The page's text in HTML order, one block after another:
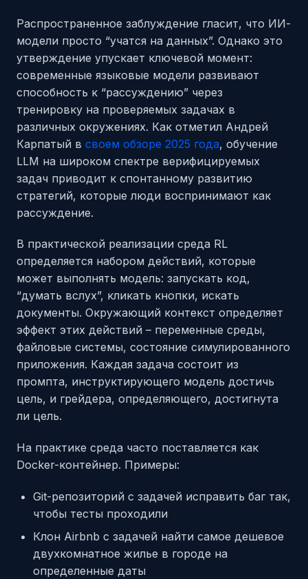
Распространенное заблуждение гласит, что ИИ-
модели просто “учатся на данных”. Однако это
утверждение упускает ключевой момент:
современные языковые модели развивают
способность к “рассуждению” через
тренировку на проверяемых задачах в
различных окружениях. Как отметил Андрей
Карпатый в своем обзоре 2025 года, обучение
LLM на широком спектре верифицируемых
задач приводит к спонтанному развитию
стратегий, которые люди воспринимают как
рассуждение.
В практической реализации среда RL
определяется набором действий, которые
может выполнять модель: запускать код,
“думать вслух”, кликать кнопки, искать
документы. Окружающий контекст определяет
эффект этих действий – переменные среды,
файловые системы, состояние симулированного
приложения. Каждая задача состоит из
промпта, инструктирующего модель достичь
цель, и грейдера, определяющего, достигнута
ли цель.
На практике среда часто поставляется как
Docker-контейнер. Примеры:
Git-репозиторий с задачей исправить баг так,
чтобы тесты проходили
Клон Airbnb с задачей найти самое дешевое
двухкомнатное жилье в городе на
определенные даты